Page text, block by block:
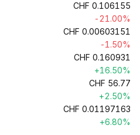
CHF 0.106155
-21.00%
CHF 0.00603151
-1.50%
CHF 0.160931
+16.50%
CHF 56.77
+2.50%
CHF 0.01197163
+6.80%